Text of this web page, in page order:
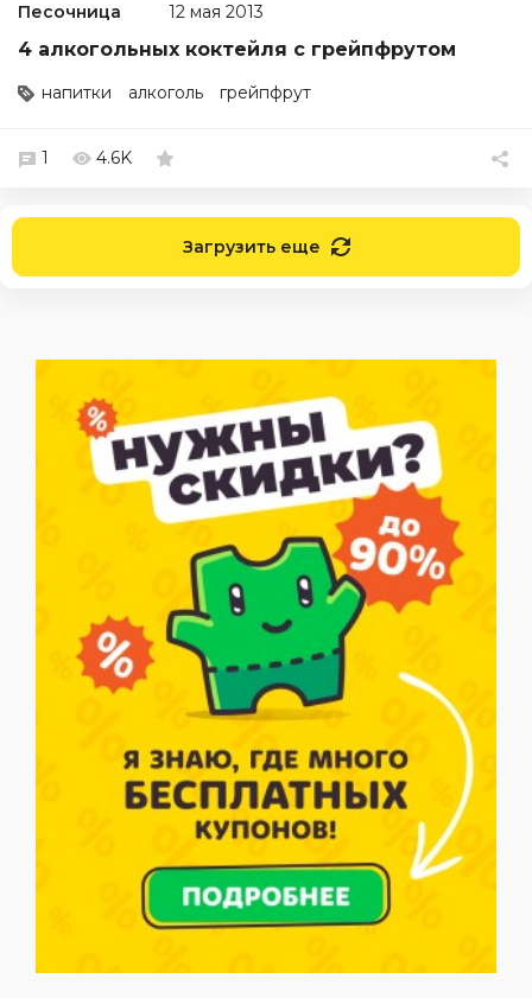
Песочница 12 мая 2013
4 алкогольных коктейля с грейпфрутом
напитки алкоголь грейпфрут
1 4.6K
Загрузить еще